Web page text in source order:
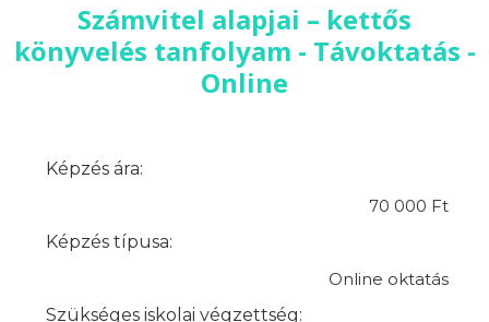
Számvitel alapjai – kettős
könyvelés tanfolyam - Távoktatás -
Online
Képzés ára:
70 000 Ft
Képzés típusa:
Online oktatás
Szükséges iskolai végzettség: